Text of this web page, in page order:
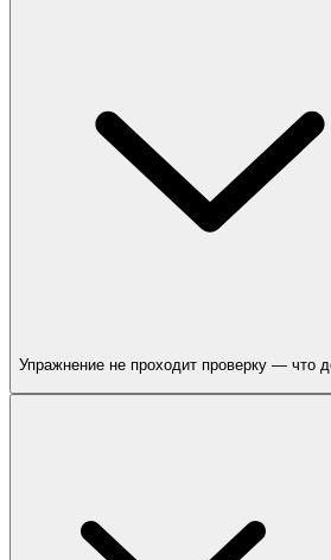
Упражнение не проходит проверку — что